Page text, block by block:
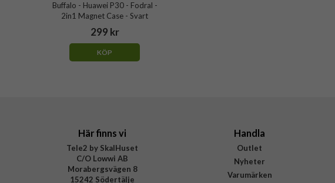
Buffalo - Huawei P30 - Fodral -
2in1 Magnet Case - Svart
299 kr
KÖP
Här finns vi
Tele2 by SkalHuset
C/O Lowwi AB
Morabergsvägen 8
15242 Södertälje
Handla
Outlet
Nyheter
Varumärken